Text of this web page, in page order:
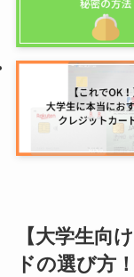
【大学生向
ドの選び方